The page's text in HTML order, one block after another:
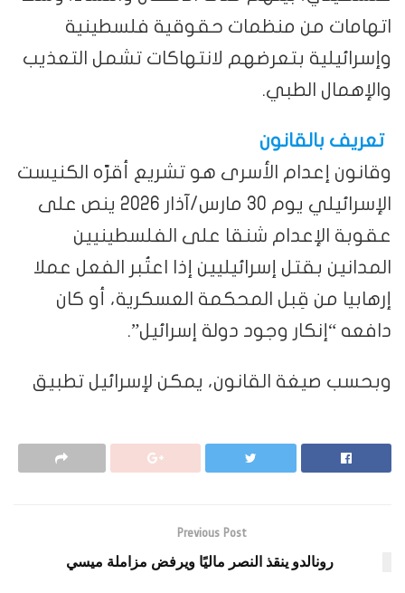
اتهامات من منظمات حقوقية فلسطينية
وإسرائيلية بتعرضهم لانتهاكات تشمل التعذيب
والإهمال الطبي.
تعريف بالقانون
وقانون إعدام الأسرى هو تشريع أقرّه الكنيست
الإسرائيلي يوم 30 مارس/آذار 2026 ينص على
عقوبة الإعدام شنقا على الفلسطينيين
المدانين بقتل إسرائيليين إذا اعتُبر الفعل عملا
إرهابيا من قِبل المحكمة العسكرية، أو كان
دافعه “إنكار وجود دولة إسرائيل”.
وبحسب صيغة القانون، يمكن لإسرائيل تطبيق
Previous Post
رونالدو ينقذ النصر ماليًا ويرفض مزاملة ميسي